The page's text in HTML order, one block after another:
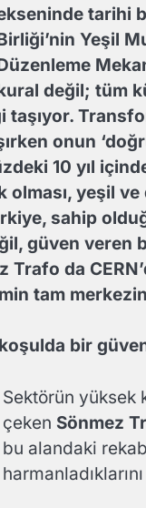
tarihi
Yeşil
değil; tüm
onun
10 yıl
yeşil
sahip
güven veren
Trafo da
tam
bir
Sektörün yüksek
çeken Sönmez
bu alandaki